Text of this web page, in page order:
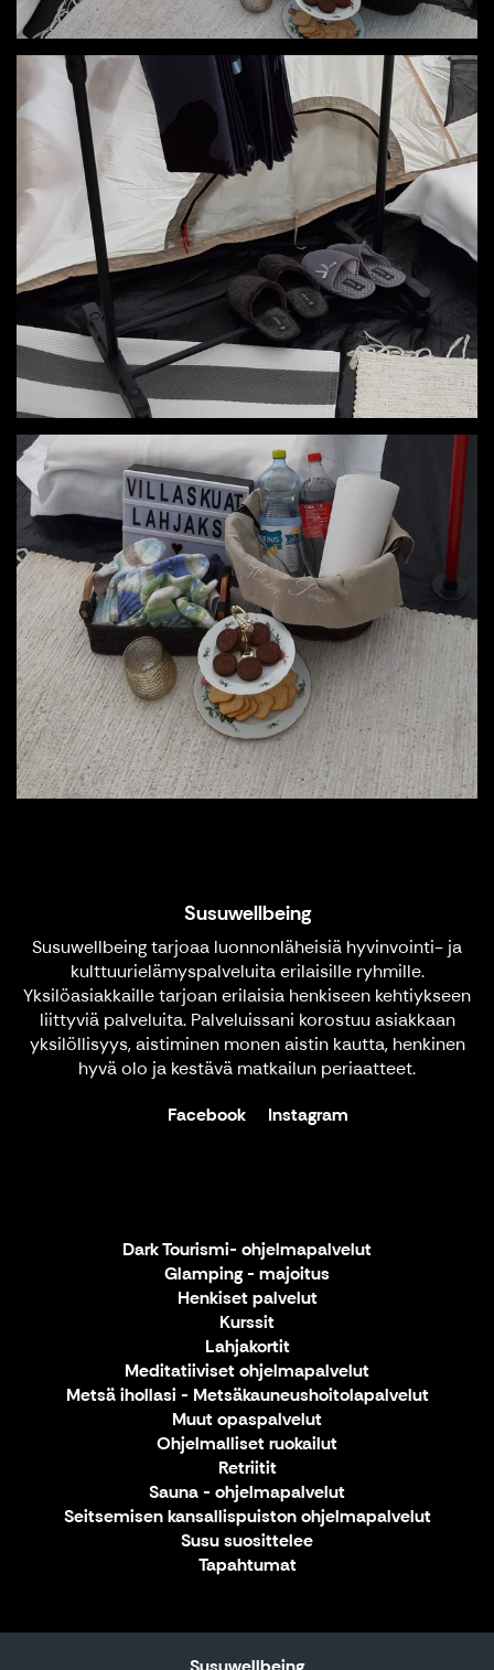
Susuwellbeing
Susuwellbeing tarjoaa luonnonläheisiä hyvinvointi- ja
kulttuurielämyspalveluita erilaisille ryhmille.
Yksilöasiakkaille tarjoan erilaisia henkiseen kehtiykseen
liittyviä palveluita. Palveluissani korostuu asiakkaan
yksilöllisyys, aistiminen monen aistin kautta, henkinen
hyvä olo ja kestävä matkailun periaatteet.
Facebook
Instagram
Dark Tourismi- ohjelmapalvelut
Glamping - majoitus
Henkiset palvelut
Kurssit
Lahjakortit
Meditatiiviset ohjelmapalvelut
Metsä ihollasi - Metsäkauneushoitolapalvelut
Muut opaspalvelut
Ohjelmalliset ruokailut
Retriitit
Sauna - ohjelmapalvelut
Seitsemisen kansallispuiston ohjelmapalvelut
Susu suosittelee
Tapahtumat